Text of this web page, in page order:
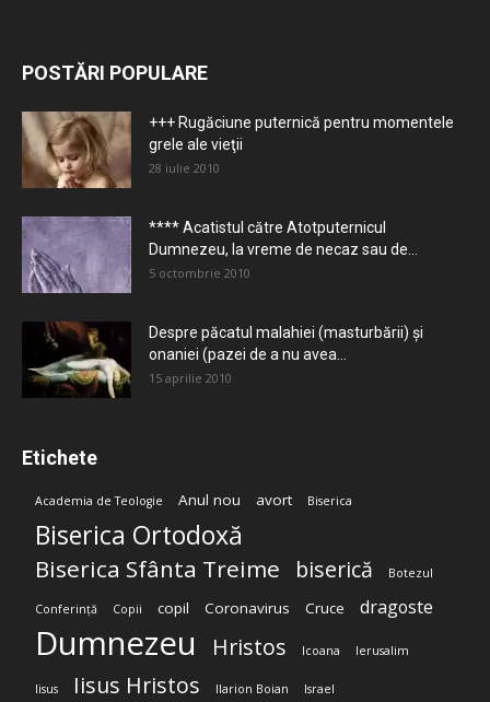
POSTĂRI POPULARE
+++ Rugăciune puternică pentru momentele
grele ale vieţii
28 iulie 2010
**** Acatistul către Atotputernicul
Dumnezeu, la vreme de necaz sau de...
5 octombrie 2010
Despre păcatul malahiei (masturbării) şi
onaniei (pazei de a nu avea...
15 aprilie 2010
Etichete
Academia de Teologie Anul nou avort Biserica
Biserica Ortodoxă
Biserica Sfânta Treime biserică Botezul
Conferință Copii copil Coronavirus Cruce dragoste
Dumnezeu Hristos Icoana Ierusalim
Iisus Iisus Hristos Ilarion Boian Israel